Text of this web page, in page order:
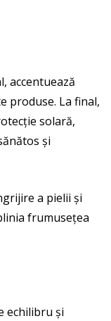
accentuează
produse. La final,
solară,
și
a pielii și
frumusețea
echilibru și